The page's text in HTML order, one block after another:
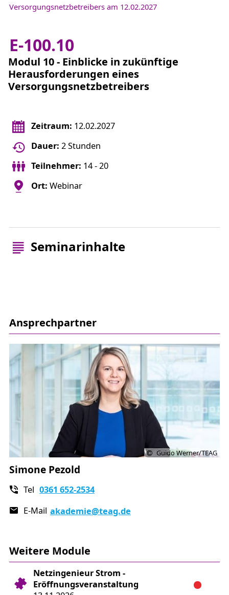
Versorgungsnetzbetreibers am 12.02.2027
E-100.10
Modul 10 - Einblicke in zukünftige
Herausforderungen eines
Versorgungsnetzbetreibers
Zeitraum: 12.02.2027
Dauer: 2 Stunden
Teilnehmer: 14 - 20
Ort: Webinar
Seminarinhalte
Ansprechpartner
Guido Werner/TEAG
Simone Pezold
Tel 0361 652-2534
E-Mail akademie@teag.de
Weitere Module
Netzingenieur Strom -
Eröffnungsveranstaltung